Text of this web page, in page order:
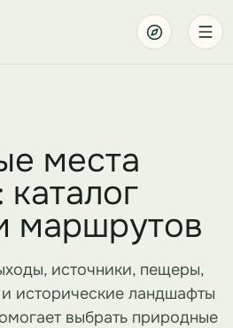
места
маршрутов
источники, пещеры,
исторические ландшафты
выбрать природные